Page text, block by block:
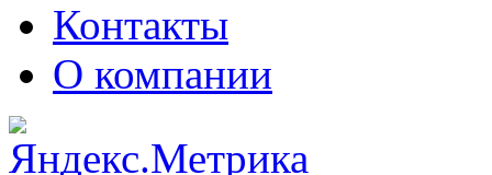
Контакты
О компании